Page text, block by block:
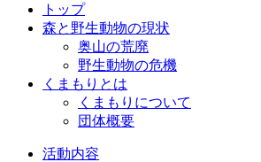
トップ
森と野生動物の現状
奥山の荒廃
野生動物の危機
くまもりとは
くまもりについて
団体概要
活動内容